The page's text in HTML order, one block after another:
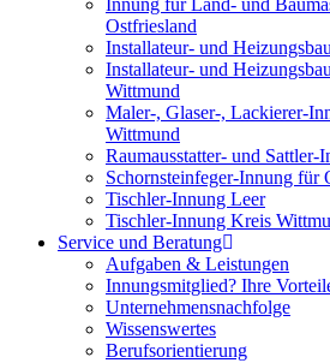
Innung für Land- und
Ostfriesland
Installateur- und
Installateur- und
Wittmund
Maler-, Glaser-, Lackierer-
Wittmund
Raumausstatter- und
Schornsteinfeger-Innung für
Tischler-Innung Leer
Tischler-Innung Kreis
Service und Beratung
Aufgaben & Leistungen
Innungsmitglied? Ihre
Unternehmensnachfolge
Wissenswertes
Berufsorientierung